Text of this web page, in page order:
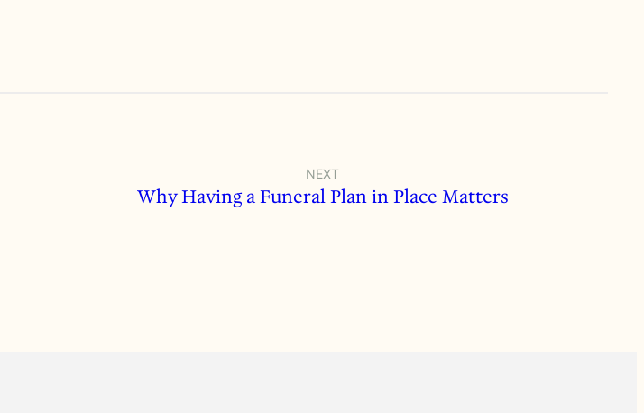
NEXT
Why Having a Funeral Plan in Place Matters